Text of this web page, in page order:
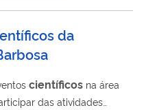
de...
da
científicos na área
das atividades